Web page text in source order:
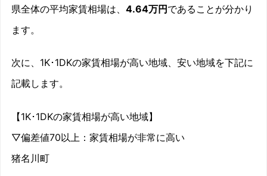
県全体の平均家賃相場は、 4.64万円であることが分かり
ます。
次に、1K･1DKの家賃相場が高い地域、安い地域を下記に
記載します。
【1K･1DKの家賃相場が高い地域】
▽偏差値70以上：家賃相場が非常に高い
猪名川町